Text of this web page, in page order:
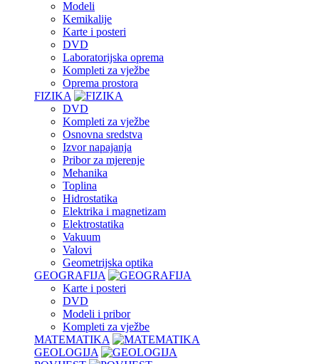
Modeli
Kemikalije
Karte i posteri
DVD
Laboratorijska oprema
Kompleti za vježbe
Oprema prostora
FIZIKA
DVD
Kompleti za vježbe
Osnovna sredstva
Izvor napajanja
Pribor za mjerenje
Mehanika
Toplina
Hidrostatika
Elektrika i magnetizam
Elektrostatika
Vakuum
Valovi
Geometrijska optika
GEOGRAFIJA
Karte i posteri
DVD
Modeli i pribor
Kompleti za vježbe
MATEMATIKA
GEOLOGIJA